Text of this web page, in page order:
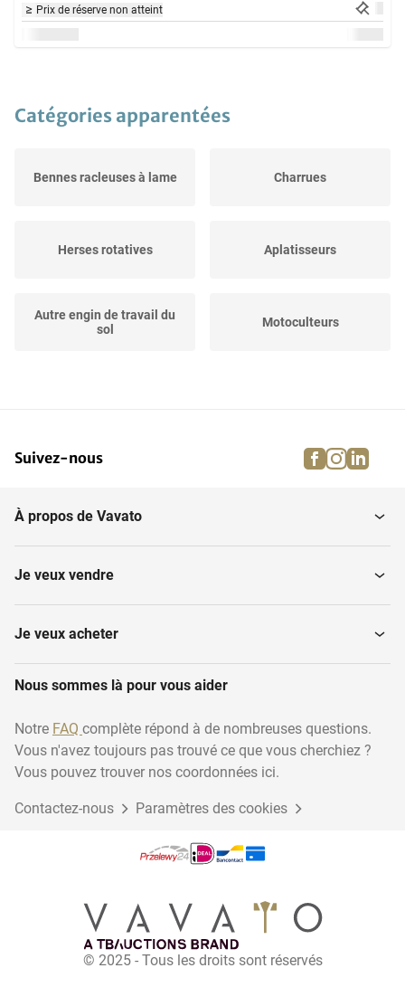
Prix de réserve non atteint
Catégories apparentées
Bennes racleuses à lame Charrues
Herses rotatives Aplatisseurs
Autre engin de travail du
sol
Motoculteurs
Niveleurs Rotavators
Herses à mouvement
alternatif
Fraises Bineuses
Suivez-nous facebook
À propos de Vavato
Je veux vendre
Je veux acheter
Nous sommes là pour vous aider
Notre FAQ complète répond à de nombreuses questions.
Vous n'avez toujours pas trouvé ce que vous cherchiez ?
Vous pouvez trouver nos coordonnées ici.
Contactez-nous Paramètres des cookies
© 2025 - Tous les droits sont réservés